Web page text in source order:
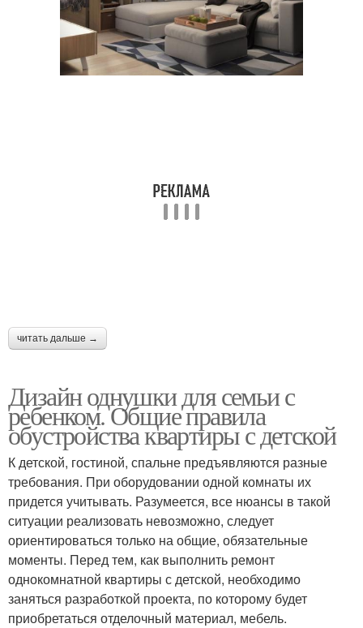
читать дальше →
Дизайн однушки для семьи с
ребенком. Общие правила
обустройства квартиры с детской
К детской, гостиной, спальне предъявляются разные
требования. При оборудовании одной комнаты их
придется учитывать. Разумеется, все нюансы в такой
ситуации реализовать невозможно, следует
ориентироваться только на общие, обязательные
моменты. Перед тем, как выполнить ремонт
однокомнатной квартиры с детской, необходимо
заняться разработкой проекта, по которому будет
приобретаться отделочный материал, мебель.